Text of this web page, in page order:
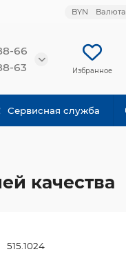
BYN Валюта
66
63
Избранное
Сервисная служба
качества
515.1024